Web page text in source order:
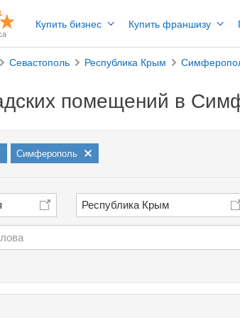
Купить бизнес Купить франшизу
Севастополь Республика Крым
помещений в
Симферополь
Республика Крым